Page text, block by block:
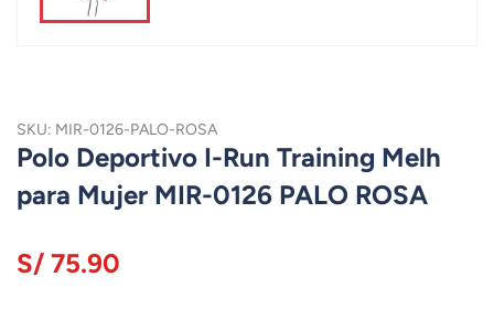
SKU: MIR-0126-PALO-ROSA
Polo Deportivo I-Run Training Melh
para Mujer MIR-0126 PALO ROSA
S/ 75.90